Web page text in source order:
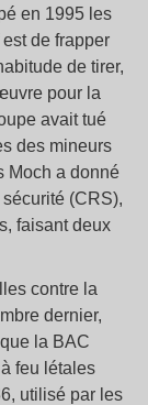
en 1995 les
de frapper
de tirer,
pour la
avait tué
des mineurs
Moch a donné
(CRS),
faisant deux
contre la
dernier,
la BAC
feu létales
utilisé par les